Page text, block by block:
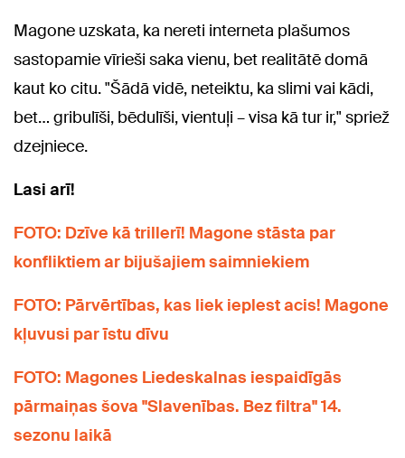
Magone uzskata, ka nereti interneta plašumos
sastopamie vīrieši saka vienu, bet realitātē domā
kaut ko citu. "Šādā vidē, neteiktu, ka slimi vai kādi,
bet… gribulīši, bēdulīši, vientuļi – visa kā tur ir," spriež
dzejniece.
Lasi arī!
FOTO: Dzīve kā trillerī! Magone stāsta par
konfliktiem ar bijušajiem saimniekiem
FOTO: Pārvērtības, kas liek ieplest acis! Magone
kļuvusi par īstu dīvu
FOTO: Magones Liedeskalnas iespaidīgās
pārmaiņas šova "Slavenības. Bez filtra" 14.
sezonu laikā